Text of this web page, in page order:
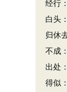
经行
白头
归休
不成
出处
得似